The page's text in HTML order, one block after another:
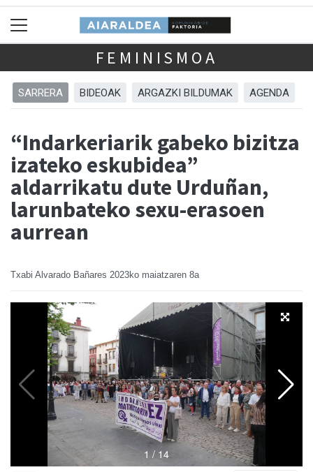
FEMINISMOA
SARRERA BIDEOAK ARGAZKI BILDUMAK AGENDA
“Indarkeriarik gabeko bizitza
izateko eskubidea”
aldarrikatu dute Urduñan,
larunbateko sexu-erasoen
aurrean
Txabi Alvarado Bañares 2023ko maiatzaren 8a